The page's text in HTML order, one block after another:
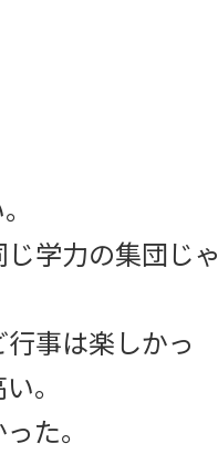
学力の集団じゃ
事は楽しかっ
。
た。